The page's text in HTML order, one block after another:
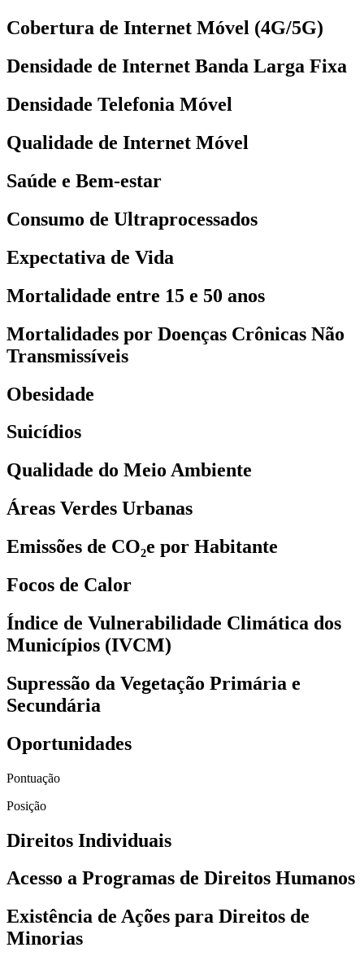
Cobertura de Internet Móvel (4G/5G)
Densidade de Internet Banda Larga Fixa
Densidade Telefonia Móvel
Qualidade de Internet Móvel
Saúde e Bem-estar
Consumo de Ultraprocessados
Expectativa de Vida
Mortalidade entre 15 e 50 anos
Mortalidades por Doenças Crônicas Não
Transmissíveis
Obesidade
Suicídios
Qualidade do Meio Ambiente
Áreas Verdes Urbanas
Emissões de CO₂e por Habitante
Focos de Calor
Índice de Vulnerabilidade Climática dos
Municípios (IVCM)
Supressão da Vegetação Primária e
Secundária
Oportunidades
Pontuação
Posição
Direitos Individuais
Acesso a Programas de Direitos Humanos
Existência de Ações para Direitos de
Minorias